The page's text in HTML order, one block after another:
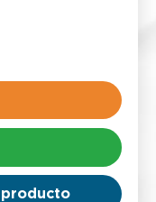
producto